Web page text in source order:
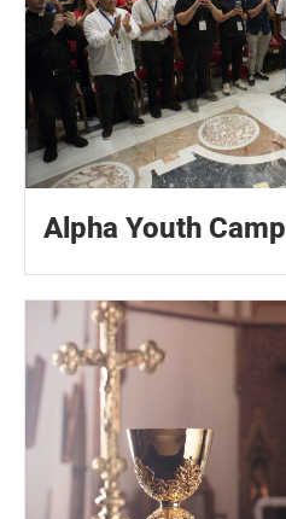
Alpha Youth Camp